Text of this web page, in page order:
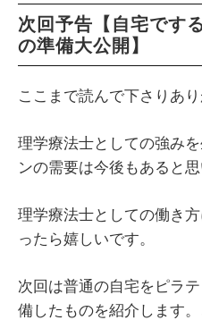
次回予告【自宅です
の準備大公開】
ここまで読んで下さりあ
理学療法士としての強み
ンの需要は今後もあると思
理学療法士としての働き
ったら嬉しいです。
次回は普通の自宅をピラ
備したものを紹介します